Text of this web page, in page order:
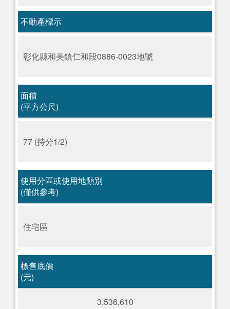
不動產標示
彰化縣和美鎮仁和段0886-0023地號
面積
(平方公尺)
77 (持分1/2)
使用分區或使用地類別
(僅供參考)
住宅區
標售底價
(元)
3,536,610